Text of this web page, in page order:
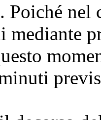
. Poiché nel
mediante